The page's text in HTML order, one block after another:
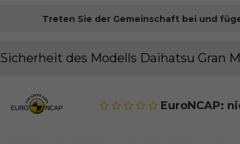
Treten Sie der Gemeinschaft bei und
Sicherheit des Modells Daihatsu Gran
EuroNCAP: